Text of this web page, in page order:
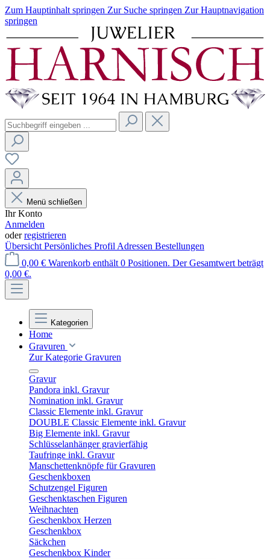
Zum Hauptinhalt springen Zur Suche springen Zur Hauptnavigation
springen
Menü schließen
Ihr Konto
Anmelden
oderregistrieren
Übersicht Persönliches Profil Adressen Bestellungen
0,00 € Warenkorb enthält 0 Positionen. Der Gesamtwert beträgt
0,00 €.
Kategorien
Home
Gravuren
Zur Kategorie Gravuren
Gravur
Pandora inkl. Gravur
Nomination inkl. Gravur
Classic Elemente inkl. Gravur
DOUBLE Classic Elemente inkl. Gravur
Big Elemente inkl. Gravur
Schlüsselanhänger gravierfähig
Taufringe inkl. Gravur
Manschettenknöpfe für Gravuren
Geschenkboxen
Schutzengel Figuren
Geschenktaschen Figuren
Weihnachten
Geschenkbox Herzen
Geschenkbox
Säckchen
Geschenkbox Kinder